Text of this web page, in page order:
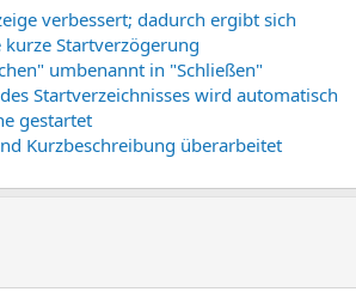
verbessert; dadurch ergibt sich
Startverzögerung
umbenannt in "Schließen"
Startverzeichnisses wird automatisch
gestartet
Kurzbeschreibung überarbeitet